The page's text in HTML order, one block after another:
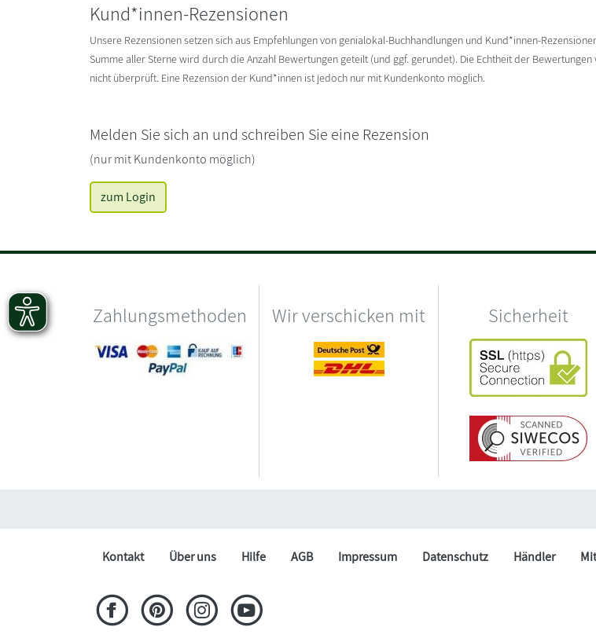
Kund*innen-Rezensionen
Unsere Rezensionen setzen sich aus Empfehlungen von genialokal-Buchhandlungen und Kund*innen-
Summe aller Sterne wird durch die Anzahl Bewertungen geteilt (und ggf. gerundet). Die Echtheit der
nicht überprüft. Eine Rezension der Kund*innen ist jedoch nur mit Kundenkonto möglich.
Melden Sie sich an und schreiben Sie eine Rezension
(nur mit Kundenkonto möglich)
zum Login
Zahlungsmethoden Wir verschicken mit Sicherheit
Kontakt Über uns Hilfe AGB Impressum Datenschutz Händler